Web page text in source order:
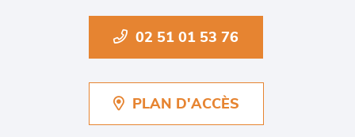
02 51 01 53 76
PLAN D'ACCÈS